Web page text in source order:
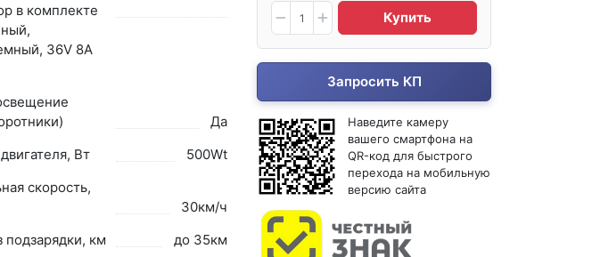
Купить
Запросить КП
Наведите камеру
вашего смартфона на
QR-код для быстрого
перехода на мобильную
версию сайта
в комплекте
36V 8A
Да
Вт
500Wt
скорость,
30км/ч
подзарядки, км
до 35км